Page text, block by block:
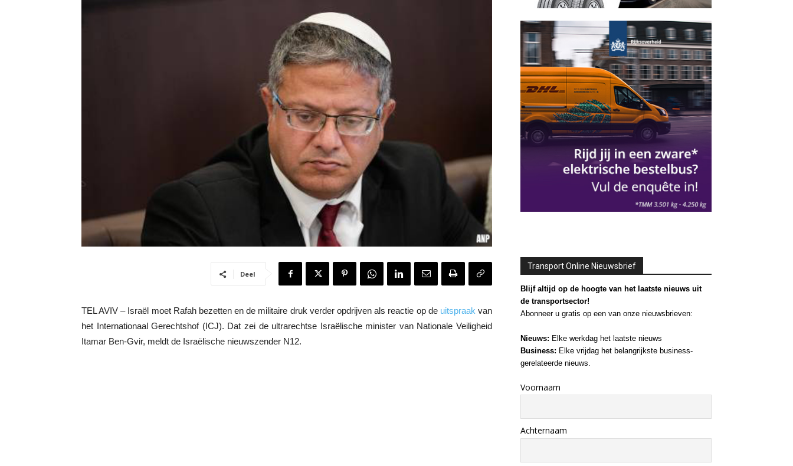
Deel
TEL AVIV – Israël moet Rafah bezetten en de militaire druk verder opdrijven als reactie op de uitspraak van
het Internationaal Gerechtshof (ICJ). Dat zei de ultrarechtse Israëlische minister van Nationale Veiligheid
Itamar Ben-Gvir, meldt de Israëlische nieuwszender N12.
Transport Online Nieuwsbrief
Blijf altijd op de hoogte van het laatste nieuws uit
de transportsector!
Abonneer u gratis op een van onze nieuwsbrieven:
Nieuws: Elke werkdag het laatste nieuws
Business: Elke vrijdag het belangrijkste business-
gerelateerde nieuws.
Voornaam
Achternaam